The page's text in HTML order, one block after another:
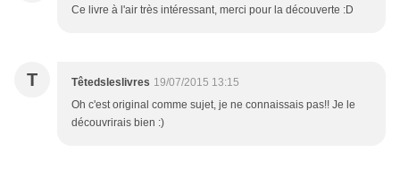
Ce livre à l'air très intéressant, merci pour la découverte :D
T Têtedsleslivres 19/07/2015 13:15
Oh c'est original comme sujet, je ne connaissais pas!! Je le
découvrirais bien :)